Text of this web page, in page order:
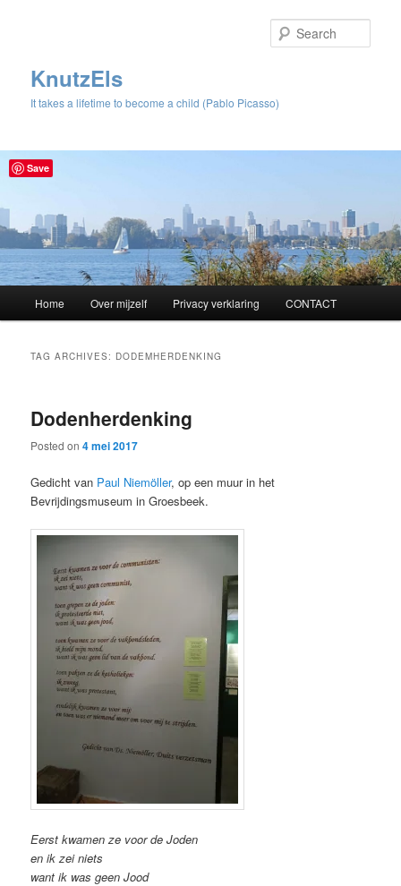
KnutzEls
It takes a lifetime to become a child (Pablo Picasso)
Skip
content
Skip
content
Home Over mijzelf Privacy verklaring CONTACT
TAG ARCHIVES: DODEMHERDENKING
Dodenherdenking
Posted on4 mei 2017
Gedicht van Paul Niemöller, op een muur in het
Bevrijdingsmuseum in Groesbeek.
Eerst kwamen ze voor de Joden
en ik zei niets
want ik was geen Jood
Save